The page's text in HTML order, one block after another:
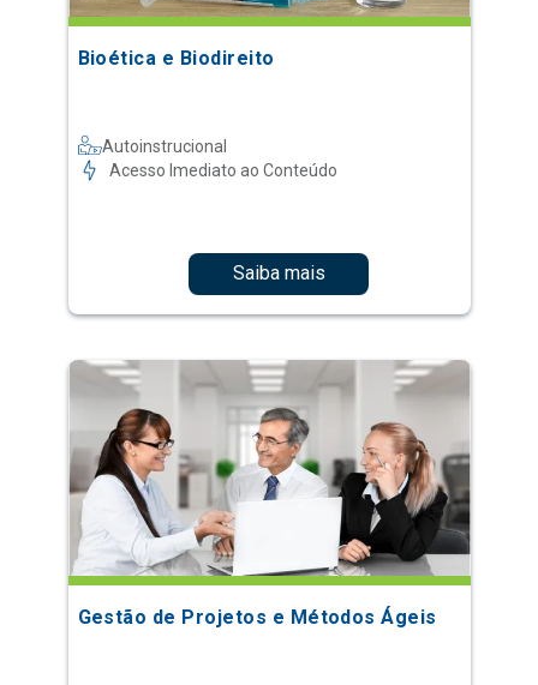
Bioética e Biodireito
Autoinstrucional
Acesso Imediato ao Conteúdo
Saiba mais
Gestão de Projetos e Métodos Ágeis